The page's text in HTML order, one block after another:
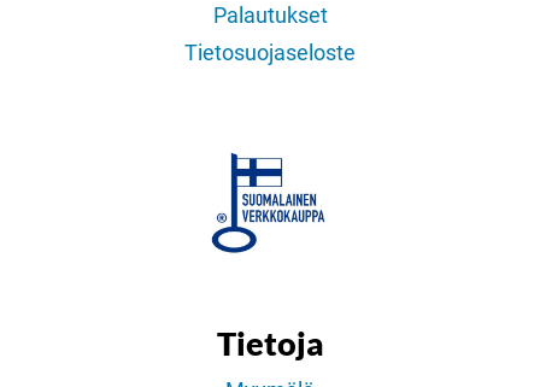
Palautukset
Tietosuojaseloste
Tietoja